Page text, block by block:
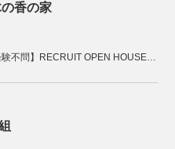
香の家
【中途向け・経験不問】RECRUIT OPEN HOUSE開催！木の香の家の家づくりを体感しませんか。